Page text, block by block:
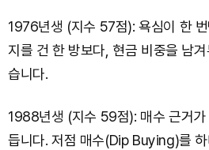
1976년생 (지수 57점): 욕심이 한
지를 건 한 방보다, 현금 비중을 남
습니다.
1988년생 (지수 59점): 매수 근거가
듭니다. 저점 매수(Dip Buying)를